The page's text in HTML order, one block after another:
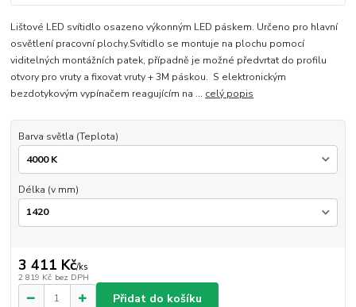
Lištové LED svítidlo osazeno výkonným LED páskem. Určeno pro hlavní
osvětlení pracovní plochy.Svítidlo se montuje na plochu pomocí
viditelných montážních patek, případně je možné předvrtat do profilu
otvory pro vruty a fixovat vruty + 3M páskou. S elektronickým
bezdotykovým vypínačem reagujícím na ... celý popis
Barva světla (Teplota)
Délka (v mm)
3 411 Kč/ks
2 819 Kč bez DPH
Přidat do košíku